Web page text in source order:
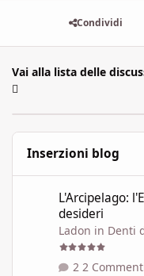
Condividi
Vai alla lista delle
Inserzioni blog
L'Arcipelago:
desideri
Ladon in Denti
2